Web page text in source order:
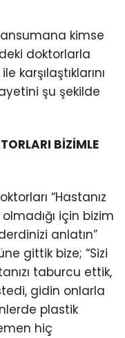
kimse
doktorlarla
karşılaştıklarını
şu şekilde
BİZİMLE
“Hastanız
için bizim
anlatın”
gittik bize; “Sizi
taburcu ettik,
gidin onlarla
plastik
hiç